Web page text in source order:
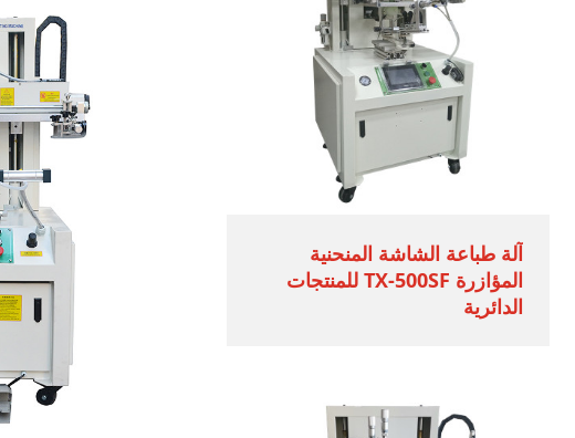
آلة طباعة الشاشة المنحنية
المؤازرة TX-500SF للمنتجات
الدائرية